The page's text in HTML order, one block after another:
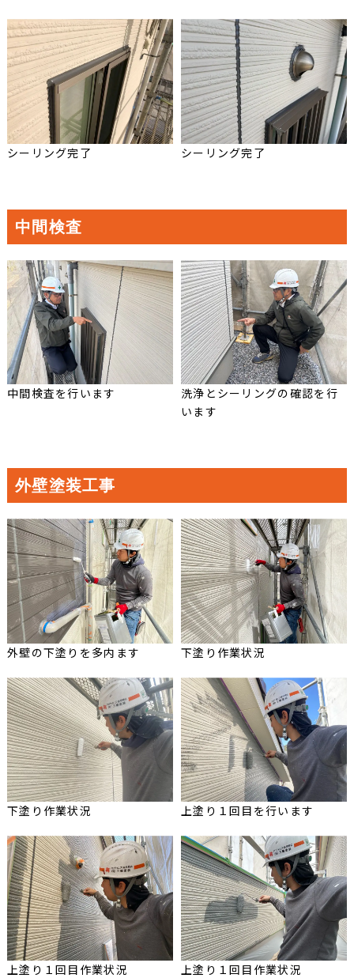
シーリング完了 シーリング完了
中間検査
中間検査を行います
洗浄とシーリングの確認を行
います
外壁塗装工事
外壁の下塗りを多内ます 下塗り作業状況
下塗り作業状況 上塗り１回目を行います
上塗り１回目作業状況 上塗り１回目作業状況